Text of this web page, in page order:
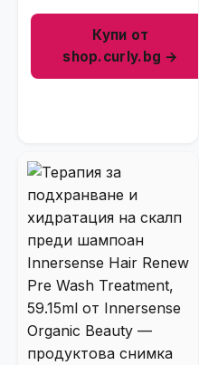
Купи от
shop.curly.bg →